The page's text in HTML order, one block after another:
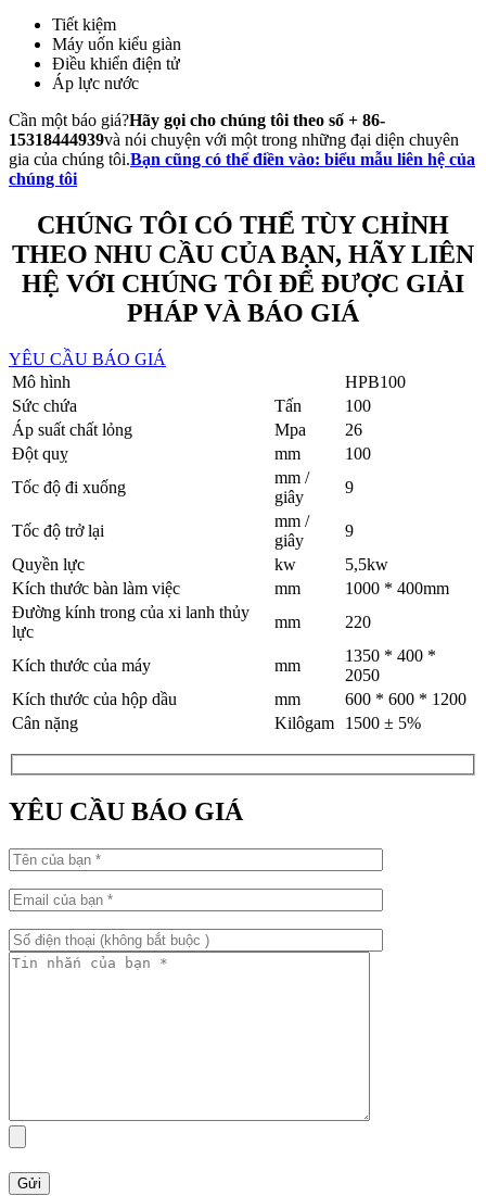
Tiết kiệm
Máy uốn kiểu giàn
Điều khiển điện tử
Áp lực nước
Cần một báo giá?Hãy gọi cho chúng tôi theo số + 86-
15318444939và nói chuyện với một trong những đại diện chuyên
gia của chúng tôi.Bạn cũng có thể điền vào: biểu mẫu liên hệ của
chúng tôi
CHÚNG TÔI CÓ THỂ TÙY CHỈNH
THEO NHU CẦU CỦA BẠN, HÃY LIÊN
HỆ VỚI CHÚNG TÔI ĐỂ ĐƯỢC GIẢI
PHÁP VÀ BÁO GIÁ
YÊU CẦU BÁO GIÁ
Mô hình
HPB100
Sức chứa
Tấn
100
Áp suất chất lỏng
Mpa
26
Đột quỵ
mm
100
Tốc độ đi xuống
mm /
giây
9
Tốc độ trở lại
mm /
giây
9
Quyền lực
kw
5,5kw
Kích thước bàn làm việc
mm
1000 * 400mm
Đường kính trong của xi lanh thủy
lực
mm 220
Kích thước của máy mm
1350 * 400 *
2050
Kích thước của hộp dầu
mm
600 * 600 * 1200
Cân nặng
Kilôgam 1500 ± 5%
YÊU CẦU BÁO GIÁ